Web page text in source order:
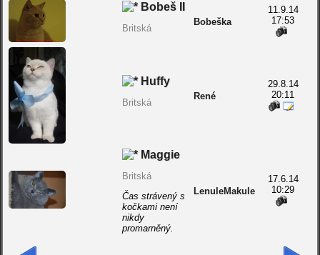
Bobeš II
Britská
Bobeška
11.9.14
17:53
Huffy
Britská
René
29.8.14
20:11
Maggie
Britská
Čas strávený s
kočkami není
nikdy
promarněný.
LenuleMakule
17.6.14
10:29